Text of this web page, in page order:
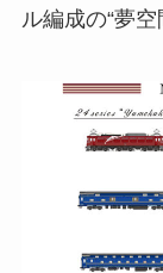
ル編成の“夢空